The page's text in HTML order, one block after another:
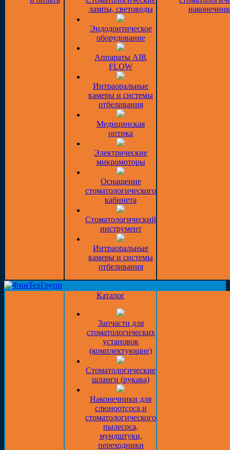
лампы, световоды
Эндодонтическое
оборудование
Аппараты AIR
FLOW
Интраоральные
камеры и системы
отбеливания
Медицинская
оптика
Электрические
микромоторы
Оснащение
стоматологического
кабинета
Стоматологический
инструмент
Интраоральные
камеры и системы
отбеливания
Каталог
Запчасти для
стоматологических
установок
(комплектующие)
Стоматологические
шланги (рукава)
Наконечники для
слюноотсоса и
стоматологического
пылесоса,
мундштуки,
переходники